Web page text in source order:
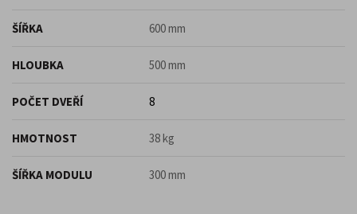
ŠÍŘKA 600 mm
HLOUBKA 500 mm
POČET DVEŘÍ 8
HMOTNOST 38 kg
ŠÍŘKA MODULU 300 mm